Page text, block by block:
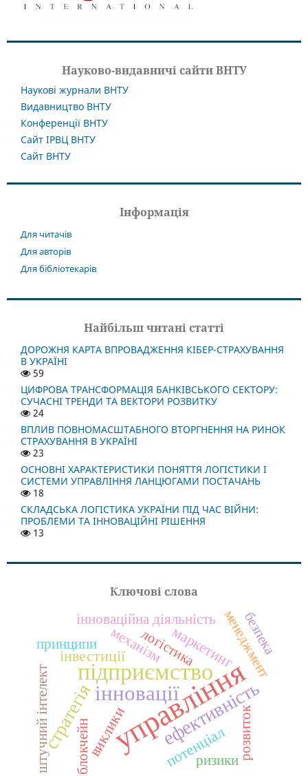
Науково-видавничі сайти ВНТУ
Наукові журнали ВНТУ
Видавництво ВНТУ
Конференції ВНТУ
Сайт ІРВЦ ВНТУ
Сайт ВНТУ
Інформація
Для читачів
Для авторів
Для бібліотекарів
Найбільш читані статті
ДОРОЖНЯ КАРТА ВПРОВАДЖЕННЯ КІБЕР-СТРАХУВАННЯ
В УКРАЇНІ
59
ЦИФРОВА ТРАНСФОРМАЦІЯ БАНКІВСЬКОГО СЕКТОРУ:
СУЧАСНІ ТРЕНДИ ТА ВЕКТОРИ РОЗВИТКУ
24
ВПЛИВ ПОВНОМАСШТАБНОГО ВТОРГНЕННЯ НА РИНОК
СТРАХУВАННЯ В УКРАЇНІ
23
ОСНОВНІ ХАРАКТЕРИСТИКИ ПОНЯТТЯ ЛОГІСТИКИ І
СИСТЕМИ УПРАВЛІННЯ ЛАНЦЮГАМИ ПОСТАЧАНЬ
18
СКЛАДСЬКА ЛОГІСТИКА УКРАЇНИ ПІД ЧАС ВІЙНИ:
ПРОБЛЕМИ ТА ІННОВАЦІЙНІ РІШЕННЯ
13
Ключові слова
управління
підприємство
інноваціїефективність
стратегіявиклики
інвестиції маркетинг
потенціал
штучний інтелект
менеджмент
інноваційна діяльність
розвиток
логістика
механізм
принципи
ризики
безпека
блокчейн